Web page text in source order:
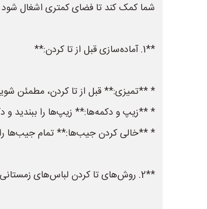
شما کمک کند تا فضای کمتری اشغال شود
**1. آماده‌سازی قبل از تا کردن:**
* **تمیزی:** قبل از تا کردن، مطمئن
* **زیپ و دکمه‌ها:** زیپ‌ها را ببندید و
* **خالی کردن جیب‌ها:** تمام جیب‌ها را
**2. روش‌های تا کردن لباس‌های زمستانی:**